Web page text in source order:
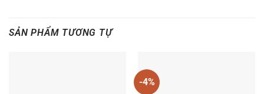
SẢN PHẨM TƯƠNG TỰ
-4%